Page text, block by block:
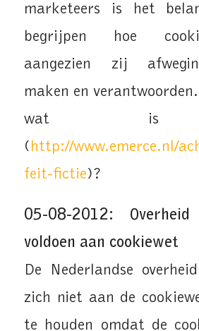
marketeers is het
begrijpen hoe
aangezien zij
maken en
wat is
( http://www.emerce.nl/
feit-fictie)?
05-08-2012:
voldoen aan cookiewet
De Nederlandse
zich niet aan de
te houden omdat de